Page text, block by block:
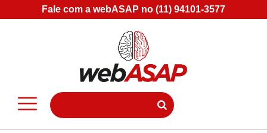
Fale com a webASAP no (11) 94101-3577